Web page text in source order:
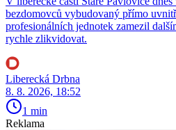
bezdomovců vybudovaný přímo
profesionálních jednotek zamezil
rychle zlikvidovat.
Liberecká Drbna
8. 8. 2026, 18:52
1 min
Reklama